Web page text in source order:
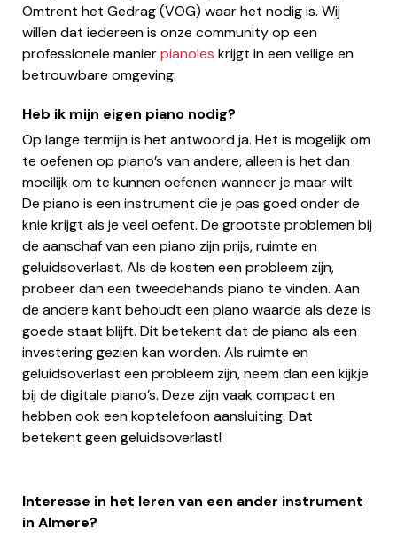
Omtrent het Gedrag (VOG) waar het nodig is. Wij
willen dat iedereen is onze community op een
professionele manierpianoles krijgt in een veilige en
betrouwbare omgeving.
Heb ik mijn eigen piano nodig?
Op lange termijn is het antwoord ja. Het is mogelijk om
te oefenen op piano’s van andere, alleen is het dan
moeilijk om te kunnen oefenen wanneer je maar wilt.
De piano is een instrument die je pas goed onder de
knie krijgt als je veel oefent. De grootste problemen bij
de aanschaf van een piano zijn prijs, ruimte en
geluidsoverlast. Als de kosten een probleem zijn,
probeer dan een tweedehands piano te vinden. Aan
de andere kant behoudt een piano waarde als deze is
goede staat blijft. Dit betekent dat de piano als een
investering gezien kan worden. Als ruimte en
geluidsoverlast een probleem zijn, neem dan een kijkje
bij de digitale piano’s. Deze zijn vaak compact en
hebben ook een koptelefoon aansluiting. Dat
betekent geen geluidsoverlast!
Interesse in het leren van een ander instrument
in Almere?